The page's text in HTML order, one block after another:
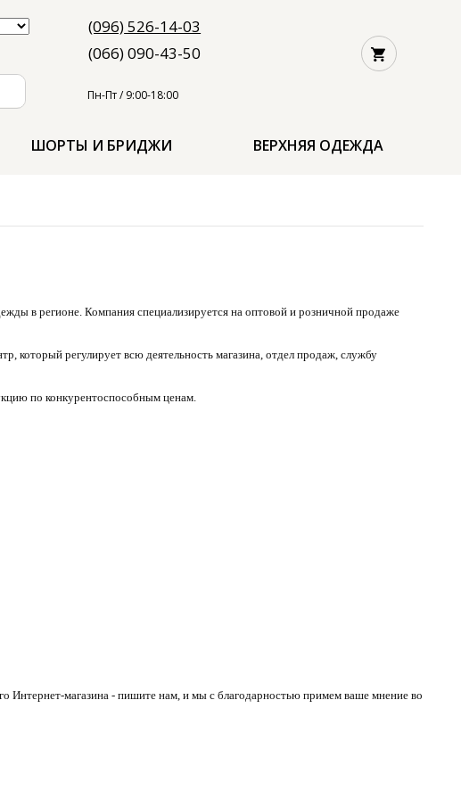
(096)526-14-03
(066) 090-43-50
Пн-Пт / 9:00-18:00
ШОРТЫ И БРИДЖИ ВЕРХНЯЯ ОДЕЖДА
в регионе. Компания специализируется на оптовой и розничной продаже
регулирует всю деятельность магазина, отдел продаж, службу
по конкурентоспособным ценам.
Интернет-магазина - пишите нам, и мы с благодарностью примем ваше мнение во